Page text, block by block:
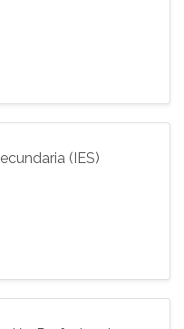
(IES)